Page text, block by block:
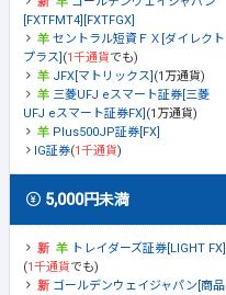
[FXTFMT4][FXTFGX]
セントラル短資ＦＸ[ダイレクト
プラス] (1千通貨でも)
JFX[マトリックス] (1万通貨)
三菱UFJ eスマート証券[三菱
UFJ eスマート証券FX] (1万通貨)
Plus500JP証券[FX]
IG証券(1千通貨)
5,000円未満
トレイダーズ証券[LIGHT FX]
(1千通貨でも)
ゴールデンウェイジャパン[商品